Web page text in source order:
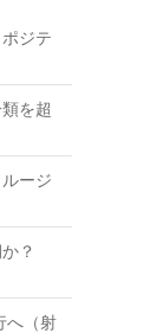
ジテ
を超
ージ
？
へ（射